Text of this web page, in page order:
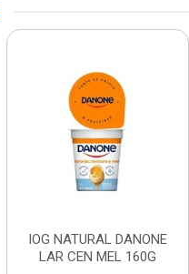
IOG NATURAL DANONE
LAR CEN MEL 160G